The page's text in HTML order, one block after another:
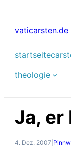
springen
vaticarsten.de
startseite
theologie
Ja,
4. Dez. 2007